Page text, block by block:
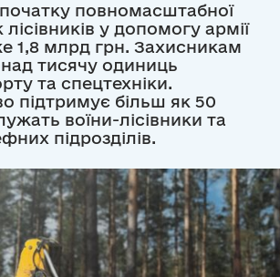
повномасштабної
у допомогу армії
1,8 млрд грн. Захисникам
тисячу одиниць
та спецтехніки.
підтримує більш як 50
воїни-лісівники та
підрозділів.